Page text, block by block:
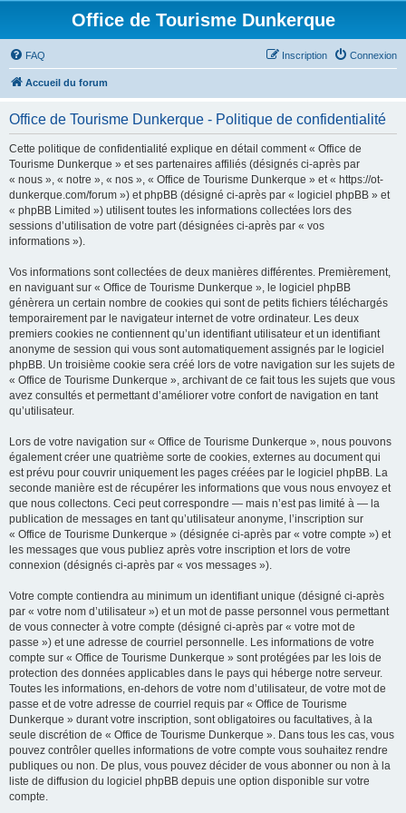
Office de Tourisme Dunkerque
FAQ Connexion
Inscription
Accueil du forum
Office de Tourisme Dunkerque - Politique de confidentialité
Cette politique de confidentialité explique en détail comment « Office de
Tourisme Dunkerque » et ses partenaires affiliés (désignés ci-après par
« nous », « notre », « nos », « Office de Tourisme Dunkerque » et « https://ot-
dunkerque.com/forum ») et phpBB (désigné ci-après par « logiciel phpBB » et
« phpBB Limited ») utilisent toutes les informations collectées lors des
sessions d’utilisation de votre part (désignées ci-après par « vos
informations »).
Vos informations sont collectées de deux manières différentes. Premièrement,
en naviguant sur « Office de Tourisme Dunkerque », le logiciel phpBB
génèrera un certain nombre de cookies qui sont de petits fichiers téléchargés
temporairement par le navigateur internet de votre ordinateur. Les deux
premiers cookies ne contiennent qu’un identifiant utilisateur et un identifiant
anonyme de session qui vous sont automatiquement assignés par le logiciel
phpBB. Un troisième cookie sera créé lors de votre navigation sur les sujets de
« Office de Tourisme Dunkerque », archivant de ce fait tous les sujets que vous
avez consultés et permettant d’améliorer votre confort de navigation en tant
qu’utilisateur.
Lors de votre navigation sur « Office de Tourisme Dunkerque », nous pouvons
également créer une quatrième sorte de cookies, externes au document qui
est prévu pour couvrir uniquement les pages créées par le logiciel phpBB. La
seconde manière est de récupérer les informations que vous nous envoyez et
que nous collectons. Ceci peut correspondre — mais n’est pas limité à — la
publication de messages en tant qu’utilisateur anonyme, l’inscription sur
« Office de Tourisme Dunkerque » (désignée ci-après par « votre compte ») et
les messages que vous publiez après votre inscription et lors de votre
connexion (désignés ci-après par « vos messages »).
Votre compte contiendra au minimum un identifiant unique (désigné ci-après
par « votre nom d’utilisateur ») et un mot de passe personnel vous permettant
de vous connecter à votre compte (désigné ci-après par « votre mot de
passe ») et une adresse de courriel personnelle. Les informations de votre
compte sur « Office de Tourisme Dunkerque » sont protégées par les lois de
protection des données applicables dans le pays qui héberge notre serveur.
Toutes les informations, en-dehors de votre nom d’utilisateur, de votre mot de
passe et de votre adresse de courriel requis par « Office de Tourisme
Dunkerque » durant votre inscription, sont obligatoires ou facultatives, à la
seule discrétion de « Office de Tourisme Dunkerque ». Dans tous les cas, vous
pouvez contrôler quelles informations de votre compte vous souhaitez rendre
publiques ou non. De plus, vous pouvez décider de vous abonner ou non à la
liste de diffusion du logiciel phpBB depuis une option disponible sur votre
compte.